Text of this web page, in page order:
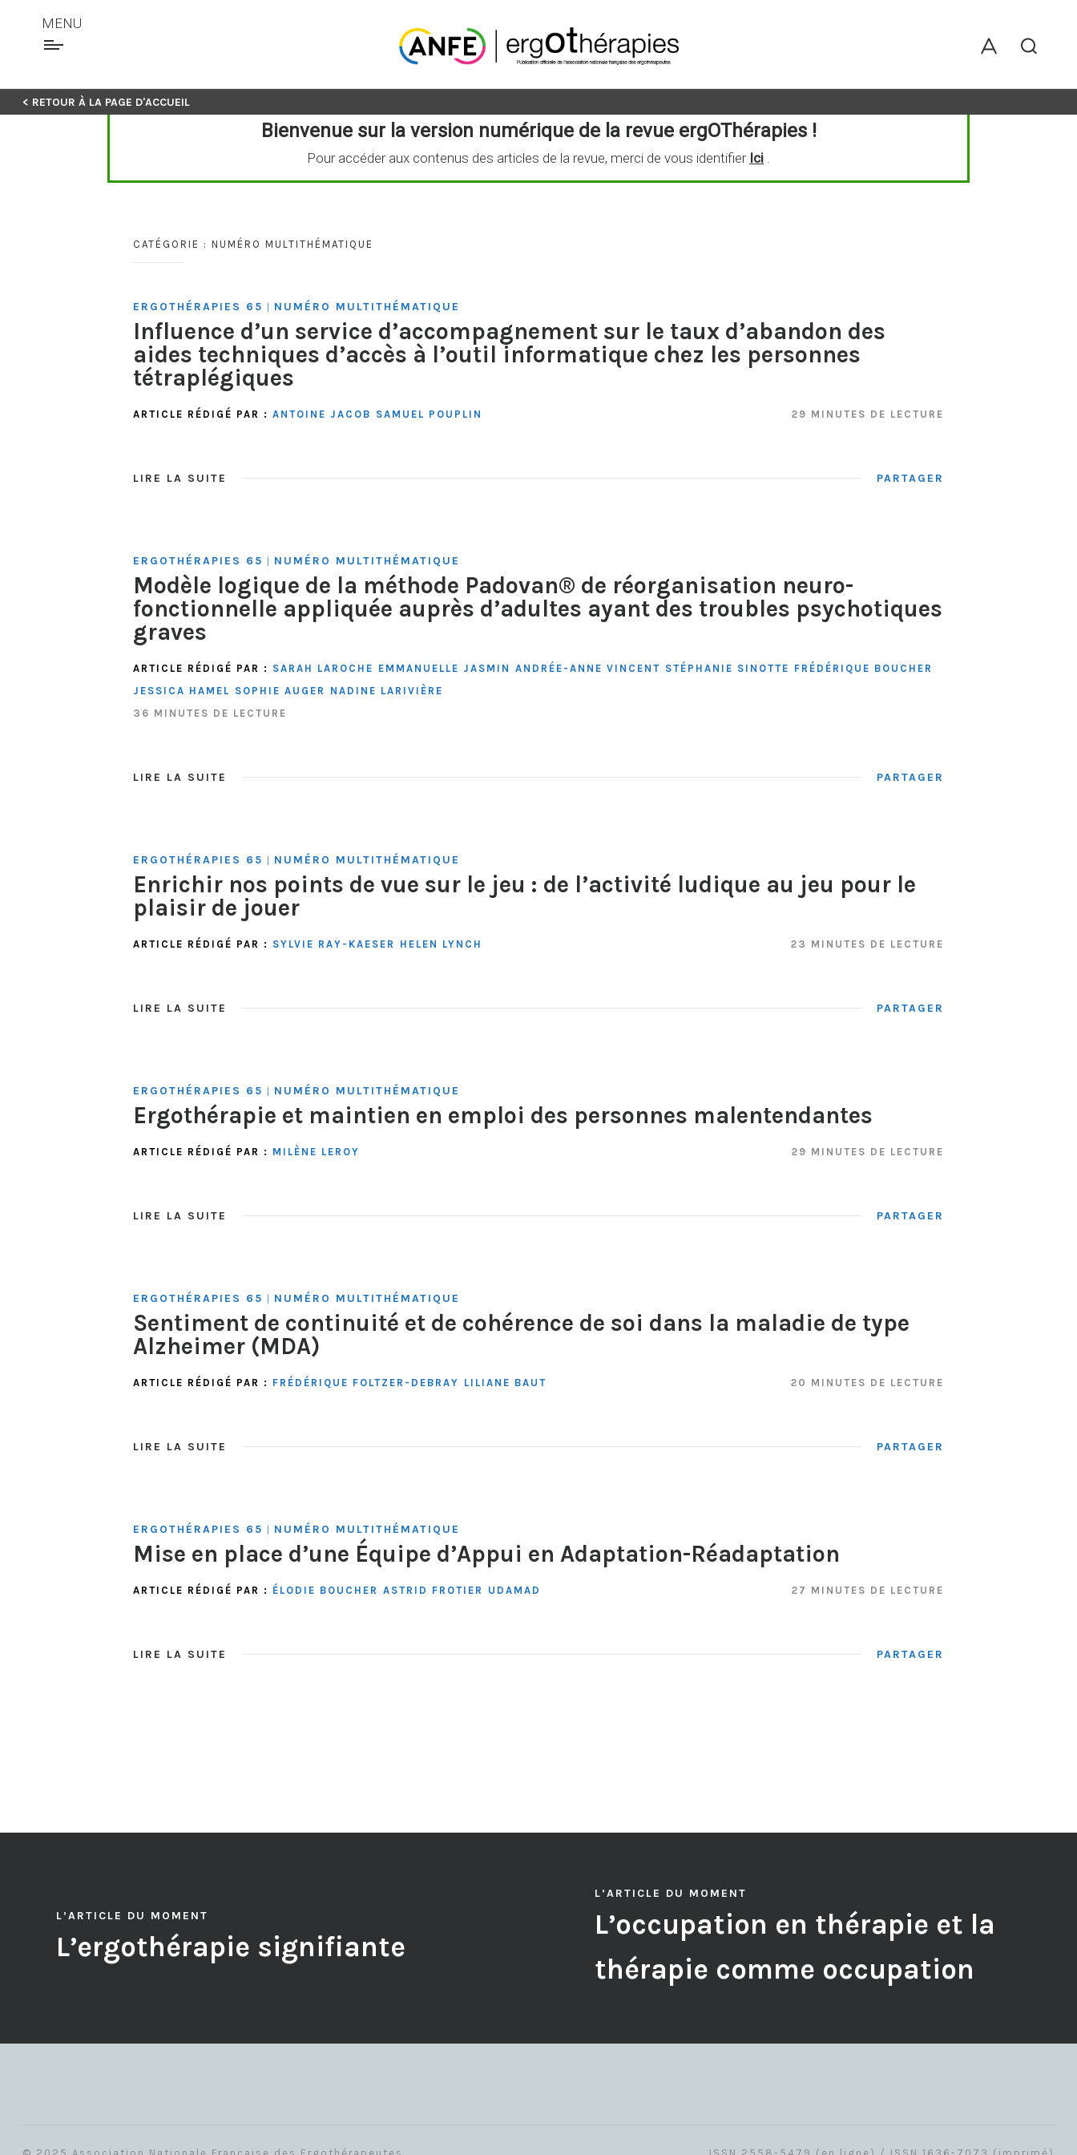
Skip
MENU
< RETOUR À LA PAGE D'ACCUEIL
Bienvenue sur la version numérique de la revue ergOThérapies !
Pour accéder aux contenus des articles de la revue, merci de vous identifier Ici .
CATÉGORIE : NUMÉRO MULTITHÉMATIQUE
ERGOTHÉRAPIES 65 | NUMÉRO MULTITHÉMATIQUE
Influence d’un service d’accompagnement sur le taux d’abandon des
aides techniques d’accès à l’outil informatique chez les personnes
tétraplégiques
ARTICLE RÉDIGÉ PAR : ANTOINE JACOB SAMUEL POUPLIN 29 MINUTES DE LECTURE
LIRE LA SUITE PARTAGER
ERGOTHÉRAPIES 65 | NUMÉRO MULTITHÉMATIQUE
Modèle logique de la méthode Padovan® de réorganisation neuro-
fonctionnelle appliquée auprès d’adultes ayant des troubles psychotiques
graves
ARTICLE RÉDIGÉ PAR : SARAH LAROCHE EMMANUELLE JASMIN ANDRÉE-ANNE VINCENT STÉPHANIE SINOTTE FRÉDÉRIQUE BOUCHER
JESSICA HAMEL SOPHIE AUGER
NADINE LARIVIÈRE
36 MINUTES DE LECTURE
LIRE LA SUITE PARTAGER
ERGOTHÉRAPIES 65 | NUMÉRO MULTITHÉMATIQUE
Enrichir nos points de vue sur le jeu : de l’activité ludique au jeu pour le
plaisir de jouer
ARTICLE RÉDIGÉ PAR : SYLVIE RAY-KAESER HELEN LYNCH 23 MINUTES DE LECTURE
LIRE LA SUITE PARTAGER
ERGOTHÉRAPIES 65 | NUMÉRO MULTITHÉMATIQUE
Ergothérapie et maintien en emploi des personnes malentendantes
ARTICLE RÉDIGÉ PAR : MILÈNE LEROY 29 MINUTES DE LECTURE
LIRE LA SUITE PARTAGER
ERGOTHÉRAPIES 65 | NUMÉRO MULTITHÉMATIQUE
Sentiment de continuité et de cohérence de soi dans la maladie de type
Alzheimer (MDA)
ARTICLE RÉDIGÉ PAR : FRÉDÉRIQUE FOLTZER-DEBRAY LILIANE BAUT 20 MINUTES DE LECTURE
LIRE LA SUITE PARTAGER
ERGOTHÉRAPIES 65 | NUMÉRO MULTITHÉMATIQUE
Mise en place d’une Équipe d’Appui en Adaptation-Réadaptation
ARTICLE RÉDIGÉ PAR : ÉLODIE BOUCHER ASTRID FROTIER UDAMAD 27 MINUTES DE LECTURE
LIRE LA SUITE PARTAGER
L’ARTICLE DU MOMENT
L’ergothérapie signifiante
L’ARTICLE DU MOMENT
L’occupation en thérapie et la
thérapie comme occupation